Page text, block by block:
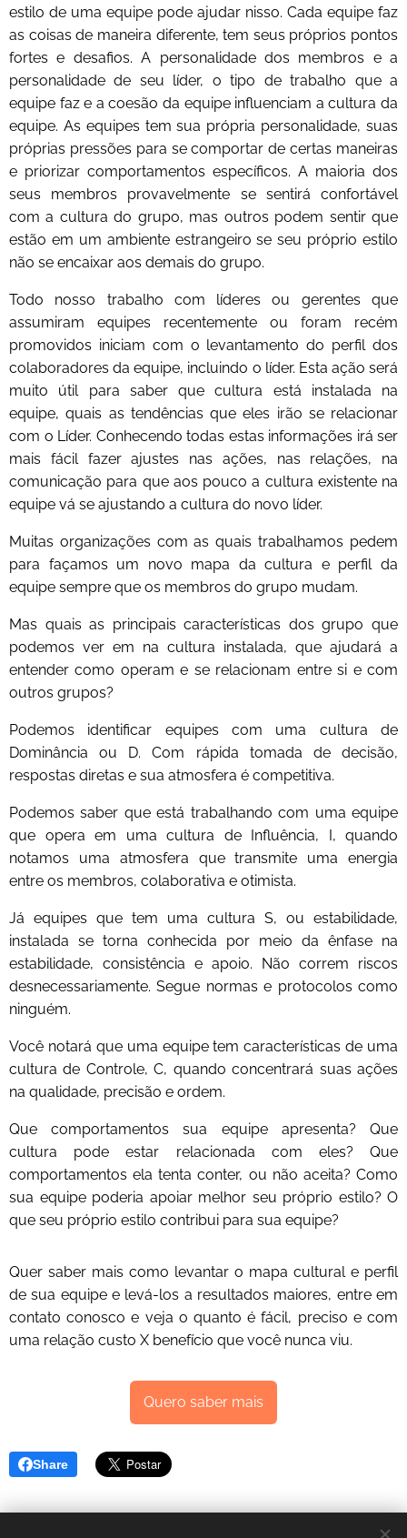
estilo de uma equipe pode ajudar nisso. Cada equipe faz
as coisas de maneira diferente, tem seus próprios pontos
fortes e desafios. A personalidade dos membros e a
personalidade de seu líder, o tipo de trabalho que a
equipe faz e a coesão da equipe influenciam a cultura da
equipe. As equipes tem sua própria personalidade, suas
próprias pressões para se comportar de certas maneiras
e priorizar comportamentos específicos. A maioria dos
seus membros provavelmente se sentirá confortável
com a cultura do grupo, mas outros podem sentir que
estão em um ambiente estrangeiro se seu próprio estilo
não se encaixar aos demais do grupo.
Todo nosso trabalho com líderes ou gerentes que
assumiram equipes recentemente ou foram recém
promovidos iniciam com o levantamento do perfil dos
colaboradores da equipe, incluindo o líder. Esta ação será
muito útil para saber que cultura está instalada na
equipe, quais as tendências que eles irão se relacionar
com o Líder. Conhecendo todas estas informações irá ser
mais fácil fazer ajustes nas ações, nas relações, na
comunicação para que aos pouco a cultura existente na
equipe vá se ajustando a cultura do novo líder.
Muitas organizações com as quais trabalhamos pedem
para façamos um novo mapa da cultura e perfil da
equipe sempre que os membros do grupo mudam.
Mas quais as principais características dos grupo que
podemos ver em na cultura instalada, que ajudará a
entender como operam e se relacionam entre si e com
outros grupos?
Podemos identificar equipes com uma cultura de
Dominância ou D. Com rápida tomada de decisão,
respostas diretas e sua atmosfera é competitiva.
Podemos saber que está trabalhando com uma equipe
que opera em uma cultura de Influência, I, quando
notamos uma atmosfera que transmite uma energia
entre os membros, colaborativa e otimista.
Já equipes que tem uma cultura S, ou estabilidade,
instalada se torna conhecida por meio da ênfase na
estabilidade, consistência e apoio. Não correm riscos
desnecessariamente. Segue normas e protocolos como
ninguém.
Você notará que uma equipe tem características de uma
cultura de Controle, C, quando concentrará suas ações
na qualidade, precisão e ordem.
Que comportamentos sua equipe apresenta? Que
cultura pode estar relacionada com eles? Que
comportamentos ela tenta conter, ou não aceita? Como
sua equipe poderia apoiar melhor seu próprio estilo? O
que seu próprio estilo contribui para sua equipe?
Quer saber mais como levantar o mapa cultural e perfil
de sua equipe e levá-los a resultados maiores, entre em
contato conosco e veja o quanto é fácil, preciso e com
uma relação custo X benefício que você nunca viu.
Quero saber mais
Share